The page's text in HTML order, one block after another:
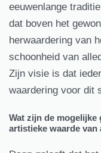
eeuwenlange
dat boven het
herwaardering van
schoonheid van
Zijn visie is dat
waardering voor dit
Wat zijn de mogelijke
artistieke waarde van